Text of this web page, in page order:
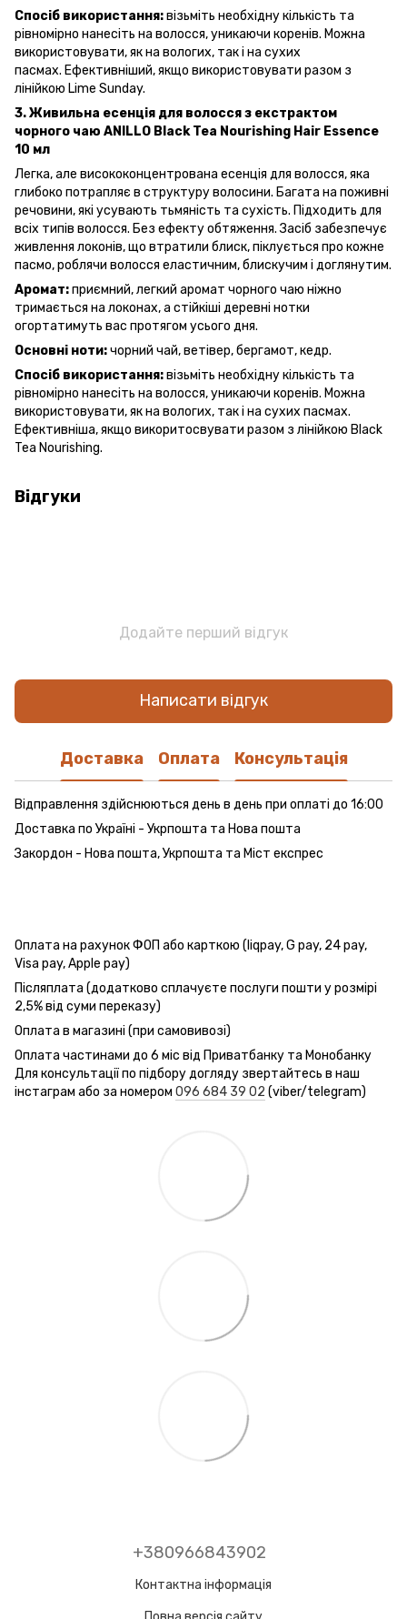
Спосіб використання:візьміть необхідну кількість та
рівномірно нанесіть на волосся, уникаючи коренів. Можна
використовувати, як на вологих, так і на сухих
пасмах. Ефективніший, якщо використовувати разом з
лінійкою Lime Sunday.
3. Живильна есенція для волосся з екстрактом
чорного чаю ANILLO Black Tea Nourishing Hair Essence
10 мл
Легка, але висококонцентрована есенція для волосся, яка
глибоко потрапляє в структуру волосини. Багата на поживні
речовини, які усувають тьмяність та сухість. Підходить для
всіх типів волосся. Без ефекту обтяження. Засіб забезпечує
живлення локонів, що втратили блиск, піклується про кожне
пасмо, роблячи волосся еластичним, блискучим і доглянутим.
Аромат:приємний, легкий аромат чорного чаю ніжно
тримається на локонах, а стійкіші деревні нотки
огортатимуть вас протягом усього дня.
Основні ноти:чорний чай, ветівер, бергамот, кедр.
Спосіб використання:візьміть необхідну кількість та
рівномірно нанесіть на волосся, уникаючи коренів. Можна
використовувати, як на вологих, так і на сухих пасмах.
Ефективніша, якщо викоритосвувати разом з лінійкою Black
Tea Nourishing.
Відгуки
Додайте перший відгук
Написати відгук
Доставка Оплата Консультація
Відправлення здійснюються день в день при оплаті до 16:00
Доставка по Україні - Укрпошта та Нова пошта
Закордон - Нова пошта, Укрпошта та Міст експрес
Оплата на рахунок ФОП або карткою (liqpay, G pay, 24 pay,
Visa pay, Apple pay)
Післяплата (додатково сплачуєте послуги пошти у розмірі
2,5% від суми переказу)
Оплата в магазині (при самовивозі)
Оплата частинами до 6 міс від Приватбанку та Монобанку
Для консультації по підбору догляду звертайтесь в наш
інстаграм або за номером 096 684 39 02 (viber/telegram)
+380966843902
Контактна інформація